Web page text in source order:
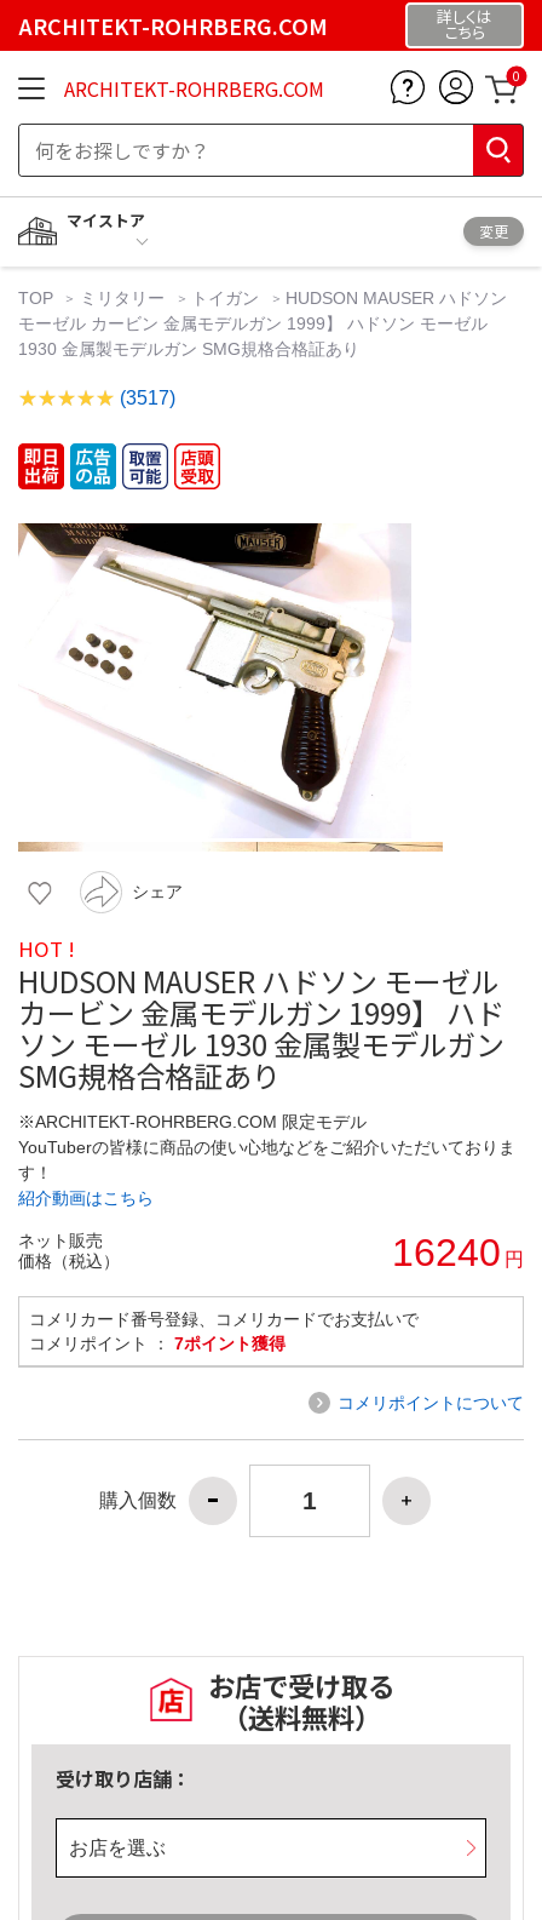
ARCHITEKT-ROHRBERG.COM 詳しくは
こちら
ARCHITEKT-ROHRBERG.COM 0
マイストア
変更
TOP ミリタリー トイガン
HUDSON MAUSER ハドソン
モーゼル カービン 金属モデルガン 1999】 ハドソン モーゼル
1930 金属製モデルガン SMG規格合格証あり
(3517)
シェア
HOT !
HUDSON MAUSER ハドソン モーゼル
カービン 金属モデルガン 1999】 ハド
ソン モーゼル 1930 金属製モデルガン
SMG規格合格証あり
※ARCHITEKT-ROHRBERG.COM 限定モデル
YouTuberの皆様に商品の使い心地などをご紹介いただいておりま
す！
紹介動画はこちら
ネット販売
価格（税込）
16240 円
コメリカード番号登録、コメリカードでお支払いで
コメリポイント ： 7ポイント獲得
コメリポイントについて
購入個数
お店で受け取る
（送料無料）
受け取り店舗：
お店を選ぶ